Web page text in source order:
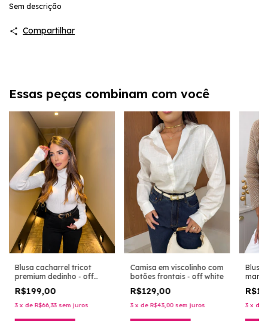
Sem descrição
Compartilhar
Essas peças combinam com você
Blusa cacharrel tricot
premium dedinho - off
R$199,00
3 x de R$66,33 sem juros
Camisa em viscolinho com
botões frontais - off white
R$129,00
3 x de R$43,00 sem juros
Blusa
3 x de